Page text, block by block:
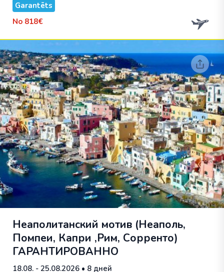
Garantēts
No 818€
Неаполитанский мотив (Неаполь,
Помпеи, Капри ,Рим, Сорренто)
ГАРАНТИРОВАННО
18.08. - 25.08.2026 • 8 дней